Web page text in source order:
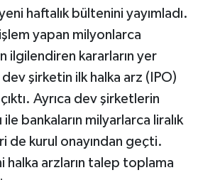
haftalık bültenini yayımladı.
yapan milyonlarca
ilgilendiren kararların yer
şirketin ilk halka arz (IPO)
Ayrıca dev şirketlerin
ile bankaların milyarlarca liralık
de kurul onayından geçti.
halka arzların talep toplama